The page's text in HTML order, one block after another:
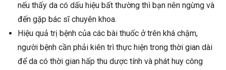
nếu thấy da có dấu hiệu bất thường thì bạn nên ngừng và
đến gặp bác sĩ chuyên khoa.
Hiệu quả trị bệnh của các bài thuốc ở trên khá chậm,
người bệnh cần phải kiên trì thực hiện trong thời gian dài
để da có thời gian hấp thu dược tính và phát huy công